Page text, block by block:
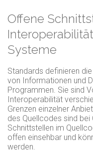
Offene
Systeme
Standards definieren
von Informationen und
Programmen. Sie sind
Interoperabilität
Grenzen einzelner
des Quellcodes sind
Schnittstellen im
offen einsehbar und
werden.